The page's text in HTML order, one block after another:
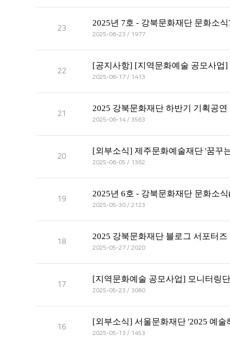
23
2025년 7호 - 강북문화재단 문화소식
2025-06-23 / 1977
22
[공지사항] [지역문화예술 공모사업
2025-06-17 / 1413
21
2025 강북문화재단 하반기 기획공연
2025-06-14 / 3563
20
[외부소식] 제주문화예술재단 '꿈꾸
2025-06-05 / 1362
19
2025년 6호 - 강북문화재단 문화소
2025-05-30 / 2123
18
2025 강북문화재단 블로그 서포터즈
2025-05-27 / 2020
17
[지역문화예술 공모사업] 모니터링
2025-05-23 / 3080
16
[외부소식] 서울문화재단 '2025 예술
2025-05-13 / 1453